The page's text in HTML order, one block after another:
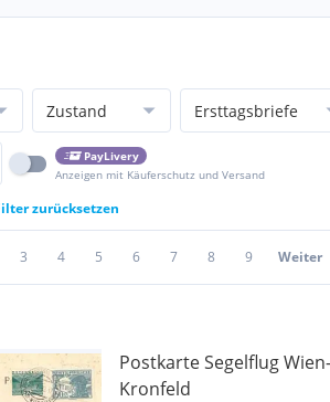
Zustand Ersttagsbriefe
PayLivery
Anzeigen mit Käuferschutz und Versand
zurücksetzen
3 4 5 6 7 8 9 Weiter
Postkarte Segelflug
Kronfeld